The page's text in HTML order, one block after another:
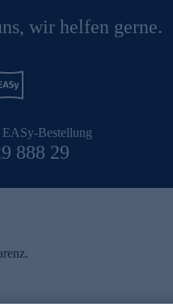
wir helfen gerne.
Bestellung
888 29